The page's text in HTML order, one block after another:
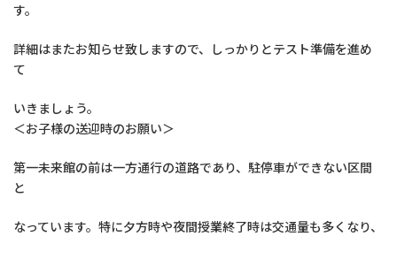
す。
詳細はまたお知らせ致しますので、しっかりとテスト準備を進め
て
いきましょう。
＜お子様の送迎時のお願い＞
第一未来館の前は一方通行の道路であり、駐停車ができない区間
と
なっています。特に夕方時や夜間授業終了時は交通量も多くなり、